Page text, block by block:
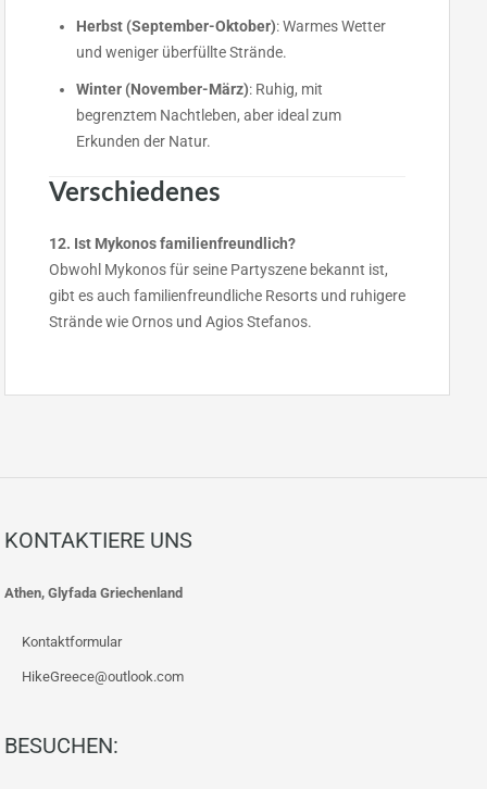
Herbst (September-Oktober): Warmes Wetter
und weniger überfüllte Strände.
Winter (November-März): Ruhig, mit
begrenztem Nachtleben, aber ideal zum
Erkunden der Natur.
Verschiedenes
12. Ist Mykonos familienfreundlich?
Obwohl Mykonos für seine Partyszene bekannt ist,
gibt es auch familienfreundliche Resorts und ruhigere
Strände wie Ornos und Agios Stefanos.
KONTAKTIERE UNS
Athen, Glyfada Griechenland
Kontaktformular
HikeGreece@outlook.com
BESUCHEN: